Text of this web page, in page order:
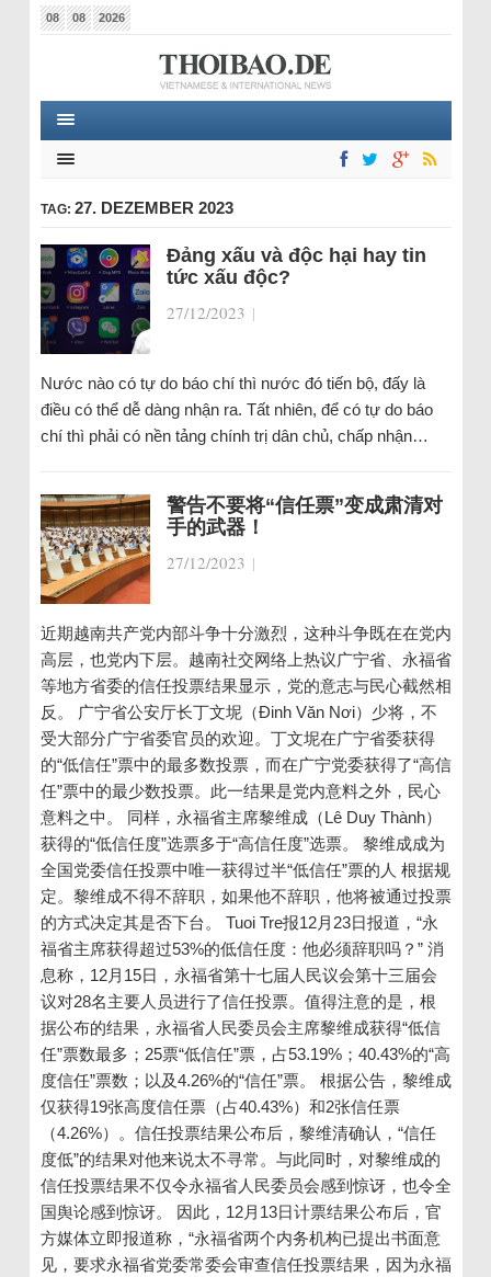
08 08 2026
TAG: 27. DEZEMBER 2023
Đảng xấu và độc hại hay tin
tức xấu độc?
27/12/2023 |
Nước nào có tự do báo chí thì nước đó tiến bộ, đấy là
điều có thể dễ dàng nhận ra. Tất nhiên, để có tự do báo
chí thì phải có nền tảng chính trị dân chủ, chấp nhận…
警告不要将“信任票”变成肃清对
手的武器！
27/12/2023 |
近期越南共产党内部斗争十分激烈，这种斗争既在在党内
高层，也党内下层。越南社交网络上热议广宁省、永福省
等地方省委的信任投票结果显示，党的意志与民心截然相
反。 广宁省公安厅长丁文坭（Đinh Văn Nơi）少将，不
受大部分广宁省委官员的欢迎。丁文坭在广宁省委获得
的“低信任”票中的最多数投票，而在广宁党委获得了“高信
任”票中的最少数投票。此一结果是党内意料之外，民心
意料之中。 同样，永福省主席黎维成（Lê Duy Thành）
获得的“低信任度”选票多于“高信任度”选票。 黎维成成为
全国党委信任投票中唯一获得过半“低信任”票的人 根据规
定。黎维成不得不辞职，如果他不辞职，他将被通过投票
的方式决定其是否下台。 Tuoi Tre报12月23日报道，“永
福省主席获得超过53%的低信任度：他必须辞职吗？” 消
息称，12月15日，永福省第十七届人民议会第十三届会
议对28名主要人员进行了信任投票。值得注意的是，根
据公布的结果，永福省人民委员会主席黎维成获得“低信
任”票数最多；25票“低信任”票，占53.19%；40.43%的“高
度信任”票数；以及4.26%的“信任”票。 根据公告，黎维成
仅获得19张高度信任票（占40.43%）和2张信任票
（4.26%）。信任投票结果公布后，黎维清确认，“信任
度低”的结果对他来说太不寻常。与此同时，对黎维成的
信任投票结果不仅令永福省人民委员会感到惊讶，也令全
国舆论感到惊讶。 因此，12月13日计票结果公布后，官
方媒体立即报道称，“永福省两个内务机构已提出书面意
见，要求永福省党委常委会审查信任投票结果，因为永福